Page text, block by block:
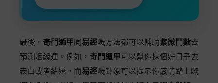
最後， 奇門遁甲 同 易經嘅方法都可以輔助紫微鬥數去
預測姻緣運。例如， 奇門遁甲可以幫你揀個好日子去
表白或者結婚，而易經嘅卦象可以提示你感情路上嘅